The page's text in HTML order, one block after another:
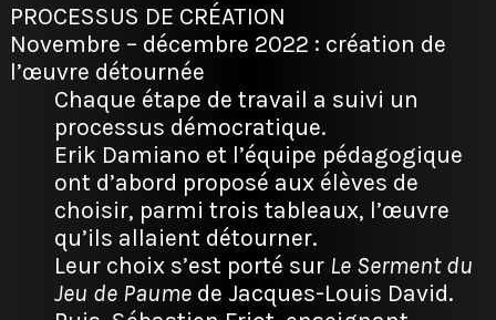
PROCESSUS DE CRÉATION
Novembre – décembre 2022 : création de
l’œuvre détournée
Chaque étape de travail a suivi un
processus démocratique.
Erik Damiano et l’équipe pédagogique
ont d’abord proposé aux élèves de
choisir, parmi trois tableaux, l’œuvre
qu’ils allaient détourner.
Leur choix s’est porté sur Le Serment du
Jeu de Paumede Jacques-Louis David.